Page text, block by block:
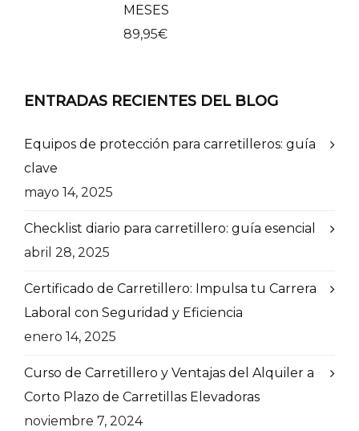
MESES
89,95€
ENTRADAS RECIENTES DEL BLOG
Equipos de protección para carretilleros: guía
clave
mayo 14, 2025
Checklist diario para carretillero: guía esencial
abril 28, 2025
Certificado de Carretillero: Impulsa tu Carrera
Laboral con Seguridad y Eficiencia
enero 14, 2025
Curso de Carretillero y Ventajas del Alquiler a
Corto Plazo de Carretillas Elevadoras
noviembre 7, 2024